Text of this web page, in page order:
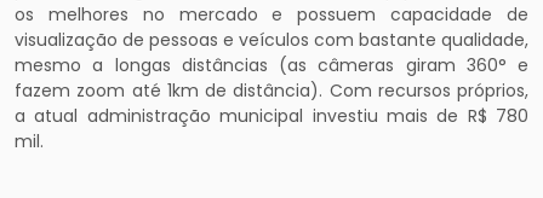
os melhores no mercado e possuem capacidade de
visualização de pessoas e veículos com bastante qualidade,
mesmo a longas distâncias (as câmeras giram 360° e
fazem zoom até 1km de distância). Com recursos próprios,
a atual administração municipal investiu mais de R$ 780
mil.